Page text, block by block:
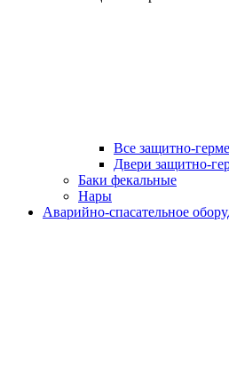
Все защитно-
Двери защитно-
Баки фекальные
Нары
Аварийно-спасательное